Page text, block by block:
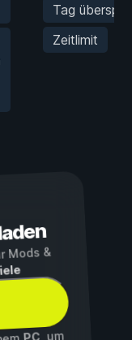
Tag
Zeitlimit
Mods &
, um